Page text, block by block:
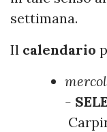
settimana.
Il calendario
-